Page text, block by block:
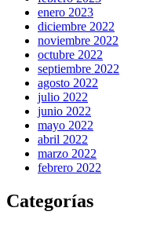
enero 2023
diciembre 2022
noviembre 2022
octubre 2022
septiembre 2022
agosto 2022
julio 2022
junio 2022
mayo 2022
abril 2022
marzo 2022
febrero 2022
Categorías